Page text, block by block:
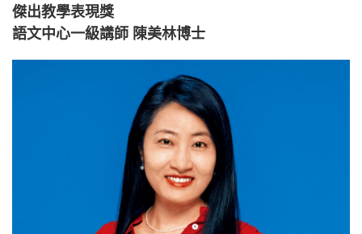
傑出教學表現獎
語文中心一級講師 陳美林博士